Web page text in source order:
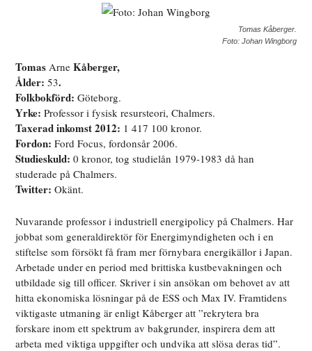
Tomas Kåberger.
Foto: Johan Wingborg
TomasArne Kåberger,
Ålder:53.
Folkbokförd:Göteborg.
Yrke:Professor i fysisk resursteori, Chalmers.
Taxerad inkomst 2012: 1 417 100 kronor.
Fordon:Ford Focus, fordonsår 2006.
Studieskuld:0 kronor, tog studielån 1979-1983 då han
studerade på Chalmers.
Twitter: Okänt.
Nuvarande professor i industriell energipolicy på Chalmers. Har
jobbat som generaldirektör för Energimyndigheten och i en
stiftelse som försökt få fram mer förnybara energikällor i Japan.
Arbetade under en period med brittiska kustbevakningen och
utbildade sig till officer. Skriver i sin ansökan om behovet av att
hitta ekonomiska lösningar på de ESS och Max IV. Framtidens
viktigaste utmaning är enligt Kåberger att ”rekrytera bra
forskare inom ett spektrum av bakgrunder, inspirera dem att
arbeta med viktiga uppgifter och undvika att slösa deras tid”.